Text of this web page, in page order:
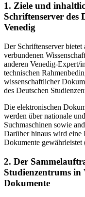
1. Ziele und
Schriftenserver des
Venedig
Der Schriftenserver
verbundenen
anderen Venedig-Expert/
technischen
wissenschaftlicher
des Deutschen
Die elektronischen
werden über nationale
Suchmaschinen sowie
Darüber hinaus wird eine
Dokumente gewährleistet
2. Der
Studienzentrums in
Dokumente